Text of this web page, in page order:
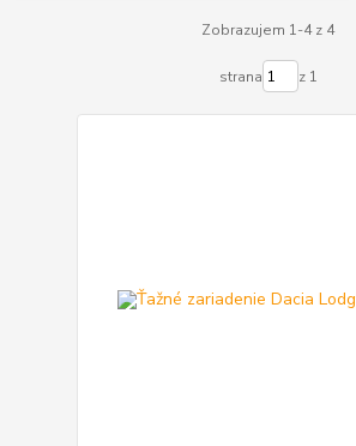
Zobrazujem 1-4 z 4
strana z 1